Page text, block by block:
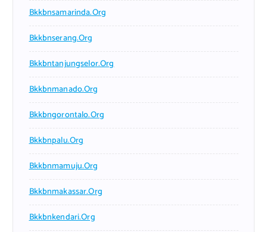
Bkkbnsamarinda.org
Bkkbnserang.org
Bkkbntanjungselor.org
Bkkbnmanado.org
Bkkbngorontalo.org
Bkkbnpalu.org
Bkkbnmamuju.org
Bkkbnmakassar.org
Bkkbnkendari.org